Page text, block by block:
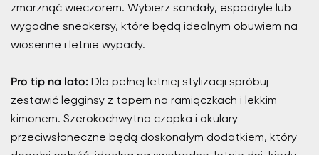
zmarznąć wieczorem. Wybierz sandały, espadryle lub
wygodne sneakersy, które będą idealnym obuwiem na
wiosenne i letnie wypady.
Pro tip na lato: Dla pełnej letniej stylizacji spróbuj
zestawić legginsy z topem na ramiączkach i lekkim
kimonem. Szerokochwytna czapka i okulary
przeciwsłoneczne będą doskonałym dodatkiem, który